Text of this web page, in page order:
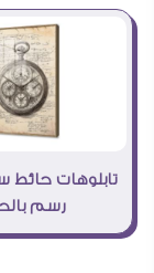
تابلوهات حائط
رسم